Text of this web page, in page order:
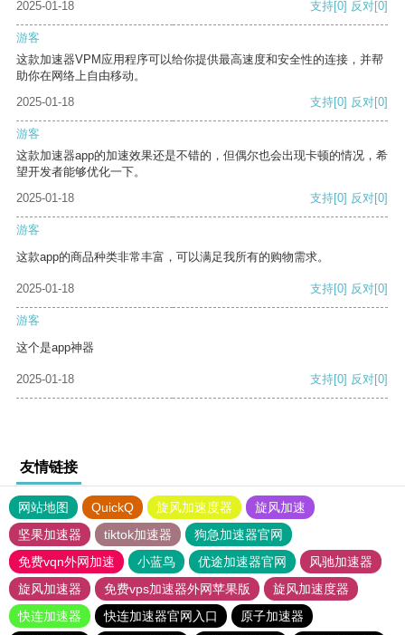
2025-01-18 支持[0] 反对[0]
游客
这款加速器VPM应用程序可以给你提供最高速度和安全性的连接，并帮
助你在网络上自由移动。
2025-01-18
支持[0] 反对[0]
游客
这款加速器app的加速效果还是不错的，但偶尔也会出现卡顿的情况，希
望开发者能够优化一下。
2025-01-18
支持[0] 反对[0]
游客
这款app的商品种类非常丰富，可以满足我所有的购物需求。
2025-01-18 支持[0] 反对[0]
游客
这个是app神器
2025-01-18 支持[0] 反对[0]
友情链接
网站地图 QuickQ 旋风加速度器
旋风加速
坚果加速器
tiktok加速器
狗急加速器官网
免费vqn外网加速
小蓝鸟 优途加速器官网
风驰加速器
旋风加速器
免费vps加速器外网苹果版
旋风加速度器
快连加速器
快连加速器官网入口
原子加速器